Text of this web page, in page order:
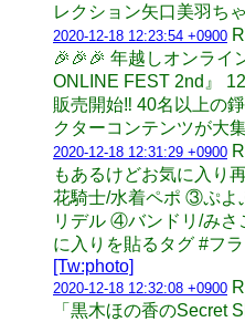
レクション矢口美羽ち
2020-12-18 12:23:54 +0900
🎉🎉🎉 年越しオンライ
ONLINE FEST 2nd』
販売開始‼️ 40名以上の
クターコンテンツが大
2020-12-18 12:31:29 +0900
もあるけどお気に入り
花騎士/水着ペポ ③ぷよ
リデル ④バンドリ/みさ
に入りを貼るタグ #フ
[Tw:photo]
2020-12-18 12:32:08 +0900
「黒木ほの香のSecret